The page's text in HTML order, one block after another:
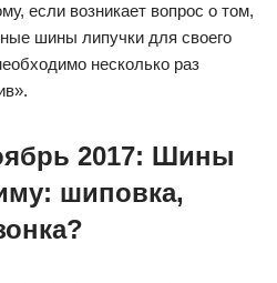
если возникает вопрос о том,
шины липучки для своего
несколько раз
2017: Шины
шиповка,